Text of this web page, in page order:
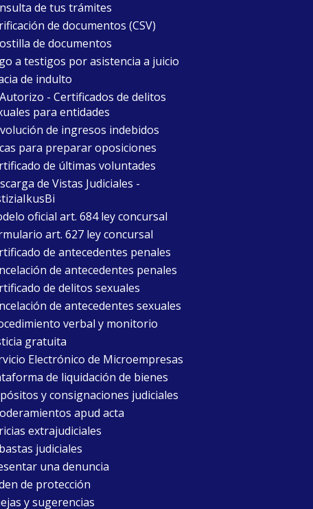
de tus trámites
de documentos (CSV)
de documentos
a testigos por asistencia a juicio
de indulto
- Certificados de delitos
para entidades
de ingresos indebidos
para preparar oposiciones
de últimas voluntades
de Vistas Judiciales -
oficial art. 684 ley concursal
art. 627 ley concursal
de antecedentes penales
de antecedentes penales
de delitos sexuales
de antecedentes sexuales
verbal y monitorio
gratuita
Electrónico de Microempresas
de liquidación de bienes
y consignaciones judiciales
apud acta
extrajudiciales
judiciales
una denuncia
de protección
y sugerencias